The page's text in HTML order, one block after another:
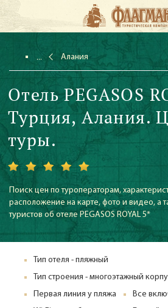
Алания
Отель PEGASOS
Турция, Алания.
туры.
Поиск цен по туроператорам,
расположение на карте, фото и видео, а
туристов об отеле PEGASOS ROYAL 5*
Тип отеля - пляжный
Тип строения - многоэтажный
Первая линия у пляжа
Все